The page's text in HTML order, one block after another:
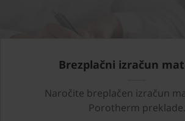
Brezplačni izračun
Naročite breplačen izračun
Porotherm preklade.